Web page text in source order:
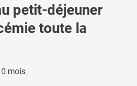
petit-déjeuner
toute la
mois